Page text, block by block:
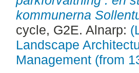
kommunerna
cycle, G2E. Alnarp:
Landscape
Management (from